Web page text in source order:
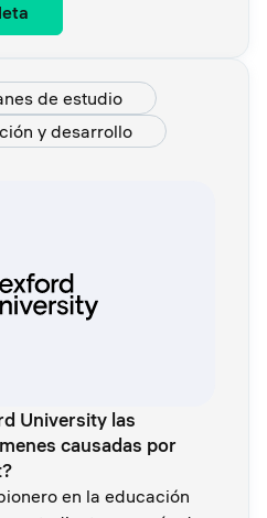
de estudio
y desarrollo
University las
causadas por
en la educación